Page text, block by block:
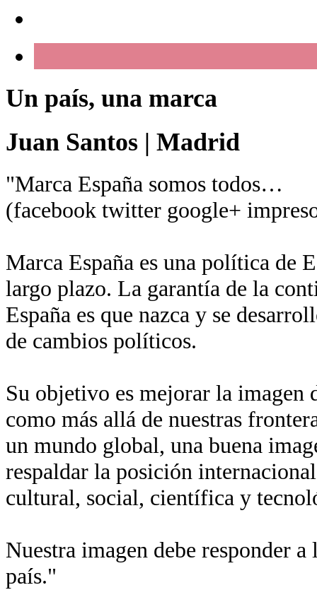
Un país, una marca
Juan Santos | Madrid
"Marca España somos todos…
(facebook twitter google+
Marca España es una política de
largo plazo. La garantía de la
España es que nazca y se
de cambios políticos.
Su objetivo es mejorar la imagen
como más allá de nuestras
un mundo global, una buena
respaldar la posición
cultural, social, científica y
Nuestra imagen debe responder
país."